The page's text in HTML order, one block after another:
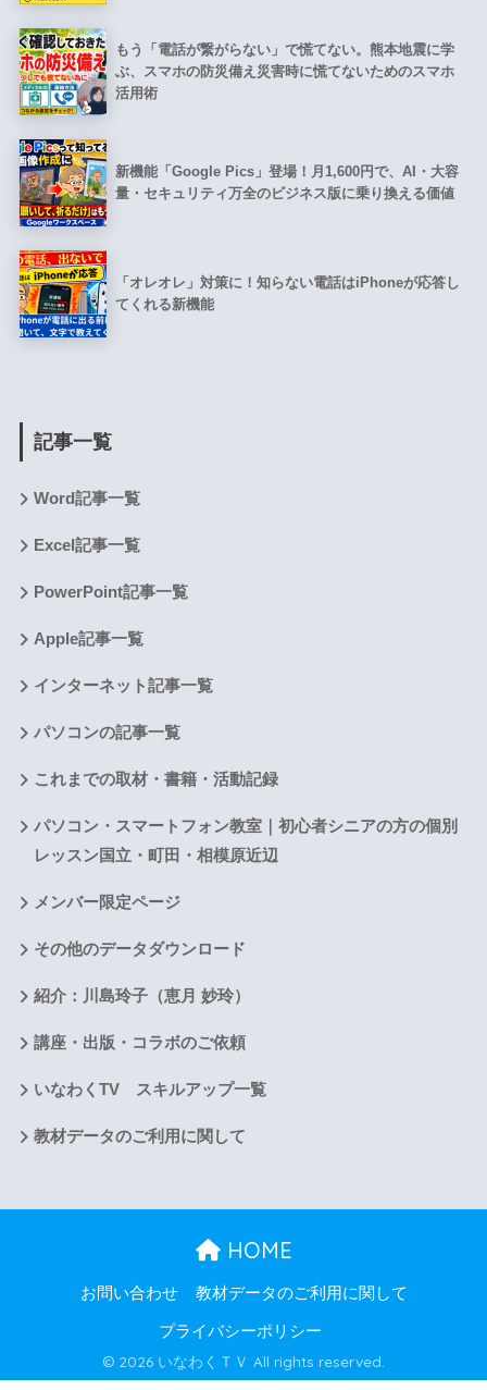
もう「電話が繋がらない」で慌てない。熊本地震に学
ぶ、スマホの防災備え災害時に慌てないためのスマホ
活用術
新機能「Google Pics」登場！月1,600円で、AI・大容
量・セキュリティ万全のビジネス版に乗り換える価値
「オレオレ」対策に！知らない電話はiPhoneが応答し
てくれる新機能
記事一覧
Word記事一覧
Excel記事一覧
PowerPoint記事一覧
Apple記事一覧
インターネット記事一覧
パソコンの記事一覧
これまでの取材・書籍・活動記録
パソコン・スマートフォン教室｜初心者シニアの方の個別
レッスン国立・町田・相模原近辺
メンバー限定ページ
その他のデータダウンロード
紹介：川島玲子（恵月 妙玲）
講座・出版・コラボのご依頼
いなわくTV スキルアップ一覧
教材データのご利用に関して
HOME
お問い合わせ 教材データのご利用に関して
プライバシーポリシー
© 2026 いなわくＴＶ All rights reserved.